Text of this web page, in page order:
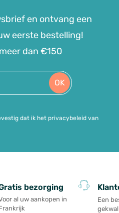
en ontvang een
eerste bestelling!
dan €150
OK
dat ik het privacybeleid van
bezorging
al uw aankopen in
Een